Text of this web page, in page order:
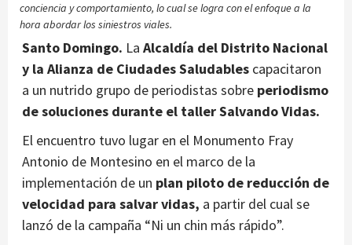
conciencia y comportamiento, lo cual se logra con el enfoque a la
hora abordar los siniestros viales.
Santo Domingo. La Alcaldía del Distrito Nacional
y la Alianza de Ciudades Saludables capacitaron
a un nutrido grupo de periodistas sobre periodismo
de soluciones durante el taller Salvando Vidas.
El encuentro tuvo lugar en el Monumento Fray
Antonio de Montesino en el marco de la
implementación de un plan piloto de reducción de
velocidad para salvar vidas, a partir del cual se
lanzó de la campaña “Ni un chin más rápido”.